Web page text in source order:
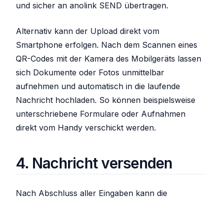
und sicher an anolink SEND übertragen.
Alternativ kann der Upload direkt vom
Smartphone erfolgen. Nach dem Scannen eines
QR-Codes mit der Kamera des Mobilgeräts lassen
sich Dokumente oder Fotos unmittelbar
aufnehmen und automatisch in die laufende
Nachricht hochladen. So können beispielsweise
unterschriebene Formulare oder Aufnahmen
direkt vom Handy verschickt werden.
4. Nachricht versenden
Nach Abschluss aller Eingaben kann die